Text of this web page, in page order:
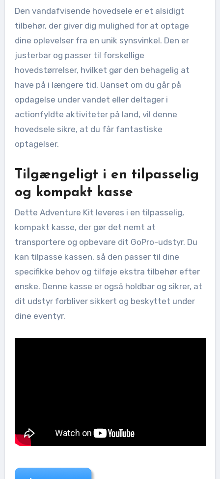
Den vandafvisende hovedsele er et alsidigt
tilbehør, der giver dig mulighed for at optage
dine oplevelser fra en unik synsvinkel. Den er
justerbar og passer til forskellige
hovedstørrelser, hvilket gør den behagelig at
have på i længere tid. Uanset om du går på
opdagelse under vandet eller deltager i
actionfyldte aktiviteter på land, vil denne
hovedsele sikre, at du får fantastiske
optagelser.
Tilgængeligt i en tilpasselig
og kompakt kasse
Dette Adventure Kit leveres i en tilpasselig,
kompakt kasse, der gør det nemt at
transportere og opbevare dit GoPro-udstyr. Du
kan tilpasse kassen, så den passer til dine
specifikke behov og tilføje ekstra tilbehør efter
ønske. Denne kasse er også holdbar og sikrer, at
dit udstyr forbliver sikkert og beskyttet under
dine eventyr.